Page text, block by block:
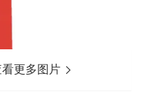
更多图片